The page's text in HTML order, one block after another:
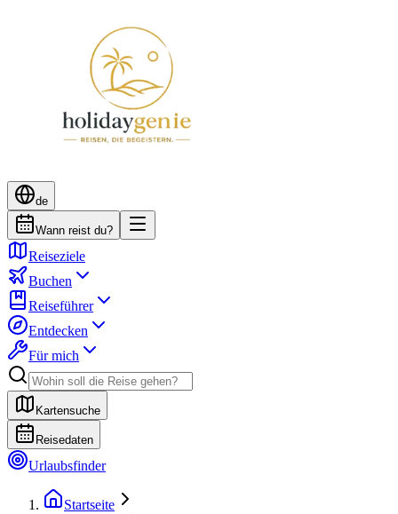
de
Wann reist du?
Reiseziele
Buchen
Reiseführer
Entdecken
Für mich
Kartensuche
Reisedaten
Urlaubsfinder
Startseite